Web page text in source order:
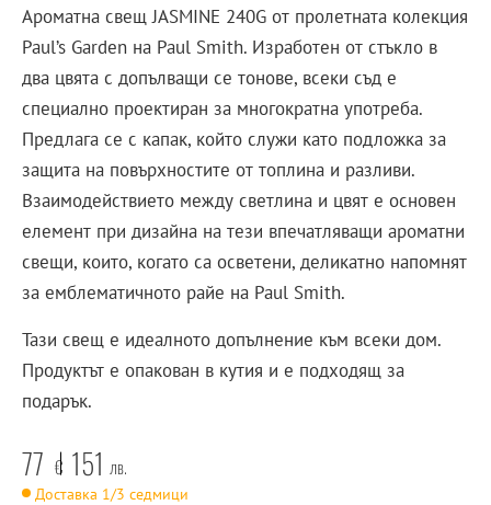
Ароматна свещ JASMINE 240G от пролетната колекция
Paul’s Garden на Paul Smith. Изработен от стъкло в
два цвята с допълващи се тонове, всеки съд е
специално проектиран за многократна употреба.
Предлага се с капак, който служи като подложка за
защита на повърхностите от топлина и разливи.
Взаимодействието между светлина и цвят е основен
елемент при дизайна на тези впечатляващи ароматни
свещи, които, когато са осветени, деликатно напомнят
за емблематичното райе на Paul Smith.
Тази свещ е идеалното допълнение към всеки дом.
Продуктът е опакован в кутия и е подходящ за
подарък.
77 € 151 лв.
Доставка 1/3 седмици